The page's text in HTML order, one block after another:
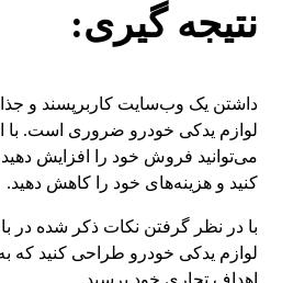
نتیجه گیری:
داشتن یک وب‌سایت کاربرپسند و
لوازم یدکی خودرو ضروری است. با
می‌توانید فروش خود را افزایش
کنید و هزینه‌های خود را کاهش دهید.
با در نظر گرفتن نکات ذکر شده در
لوازم یدکی خودرو طراحی کنید که
اهداف تجاری خود برسید.